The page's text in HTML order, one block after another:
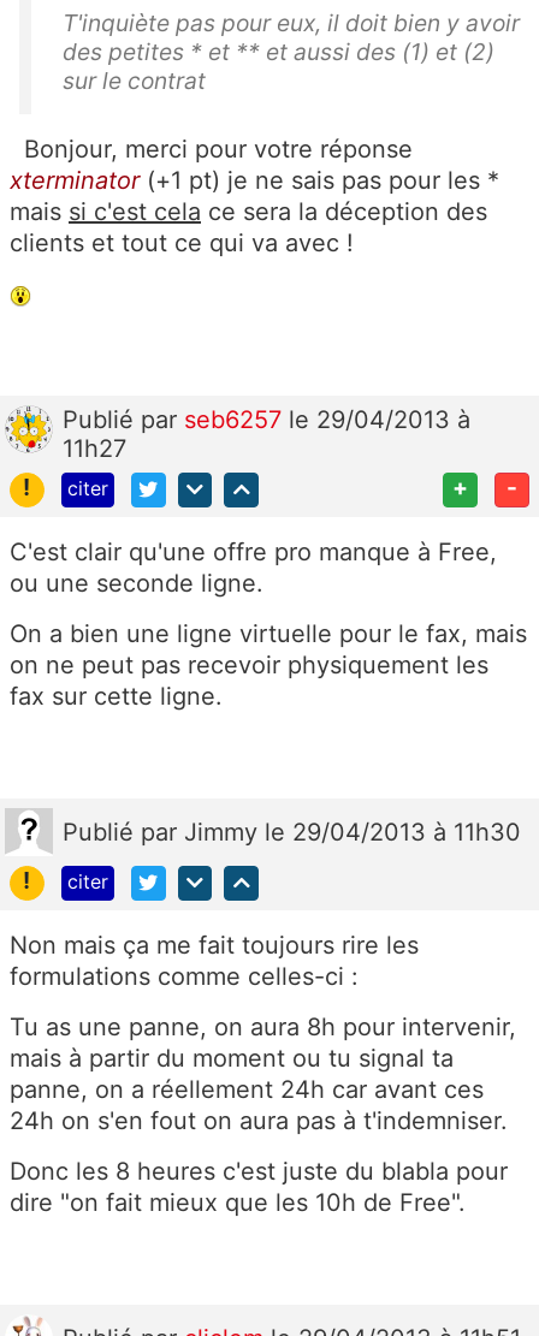
T'inquiète pas pour eux, il doit bien y avoir
des petites * et ** et aussi des (1) et (2)
sur le contrat
Bonjour, merci pour votre réponse
xterminator(+1 pt) je ne sais pas pour les *
mais si c'est cela ce sera la déception des
clients et tout ce qui va avec !
Publié par seb6257 le 29/04/2013 à
11h27
!
citer + -
C'est clair qu'une offre pro manque à Free,
ou une seconde ligne.
On a bien une ligne virtuelle pour le fax, mais
on ne peut pas recevoir physiquement les
fax sur cette ligne.
Publié par Jimmy le 29/04/2013 à 11h30
!
citer
Non mais ça me fait toujours rire les
formulations comme celles-ci :
Tu as une panne, on aura 8h pour intervenir,
mais à partir du moment ou tu signal ta
panne, on a réellement 24h car avant ces
24h on s'en fout on aura pas à t'indemniser.
Donc les 8 heures c'est juste du blabla pour
dire "on fait mieux que les 10h de Free".